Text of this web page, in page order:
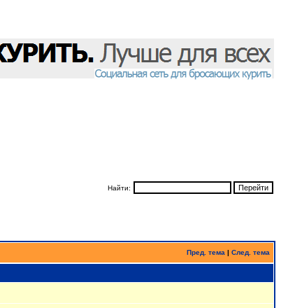
Найти:
Пред. тема | След. тема